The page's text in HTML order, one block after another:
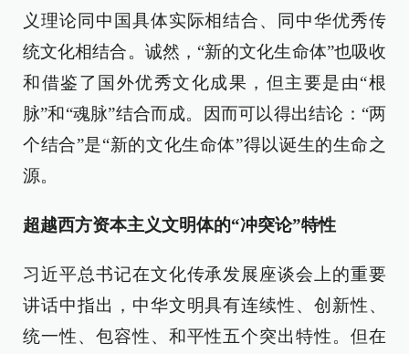
义理论同中国具体实际相结合、同中华优秀传
统文化相结合。诚然，“新的文化生命体”也吸收
和借鉴了国外优秀文化成果，但主要是由“根
脉”和“魂脉”结合而成。因而可以得出结论：“两
个结合”是“新的文化生命体”得以诞生的生命之
源。
超越西方资本主义文明体的“冲突论”特性
习近平总书记在文化传承发展座谈会上的重要
讲话中指出，中华文明具有连续性、创新性、
统一性、包容性、和平性五个突出特性。但在